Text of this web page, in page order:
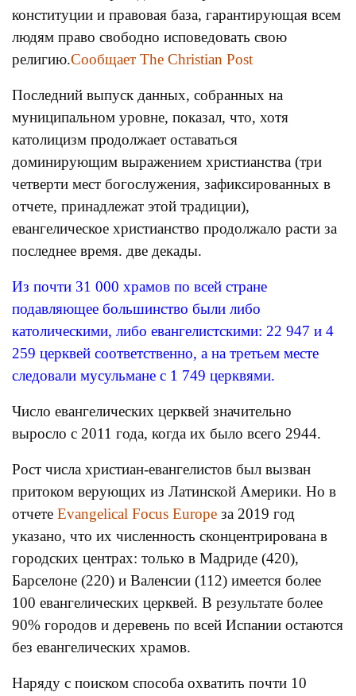
конституции и правовая база, гарантирующая всем
людям право свободно исповедовать свою
религию.Сообщает The Christian Post
Последний выпуск данных, собранных на
муниципальном уровне, показал, что, хотя
католицизм продолжает оставаться
доминирующим выражением христианства (три
четверти мест богослужения, зафиксированных в
отчете, принадлежат этой традиции),
евангелическое христианство продолжало расти за
последнее время. две декады.
Из почти 31 000 храмов по всей стране
подавляющее большинство были либо
католическими, либо евангелистскими: 22 947 и 4
259 церквей соответственно, а на третьем месте
следовали мусульмане с 1 749 церквями.
Число евангелических церквей значительно
выросло с 2011 года, когда их было всего 2944.
Рост числа христиан-евангелистов был вызван
притоком верующих из Латинской Америки. Но в
отчете Evangelical Focus Europe за 2019 год
указано, что их численность сконцентрирована в
городских центрах: только в Мадриде (420),
Барселоне (220) и Валенсии (112) имеется более
100 евангелических церквей. В результате более
90% городов и деревень по всей Испании остаются
без евангелических храмов.
Наряду с поиском способа охватить почти 10